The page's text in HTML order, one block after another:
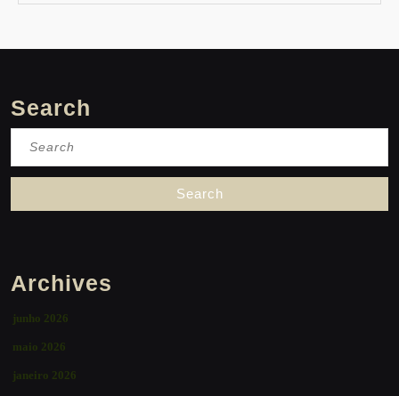
Search
Archives
junho 2026
maio 2026
janeiro 2026